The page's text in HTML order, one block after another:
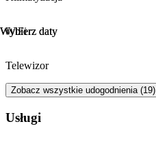
Wybierz daty
Wybierz daty
WiFi
Telewizor
Zobacz wszystkie udogodnienia (19)
Usługi